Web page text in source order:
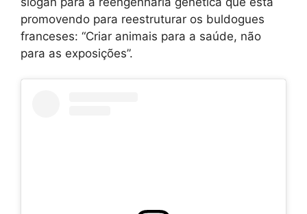
promovendo para reestruturar os buldogues
franceses: “Criar animais para a saúde, não
para as exposições”.